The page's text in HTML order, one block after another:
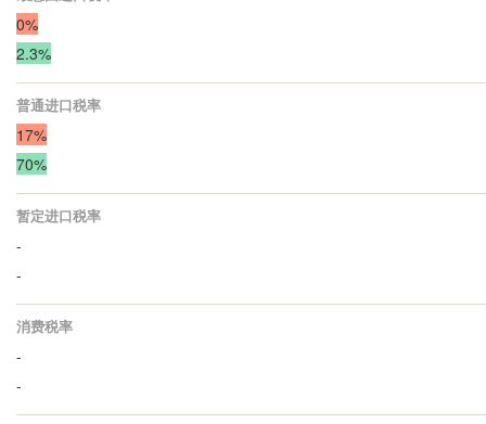
0%
2.3%
普通进口税率
17%
70%
暂定进口税率
-
-
消费税率
-
-